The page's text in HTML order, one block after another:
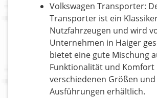
Volkswagen Transporter:
Transporter ist ein
Nutzfahrzeugen und wird
Unternehmen in Haiger
bietet eine gute Mischung
Funktionalität und Komfort
verschiedenen Größen und
Ausführungen erhältlich.